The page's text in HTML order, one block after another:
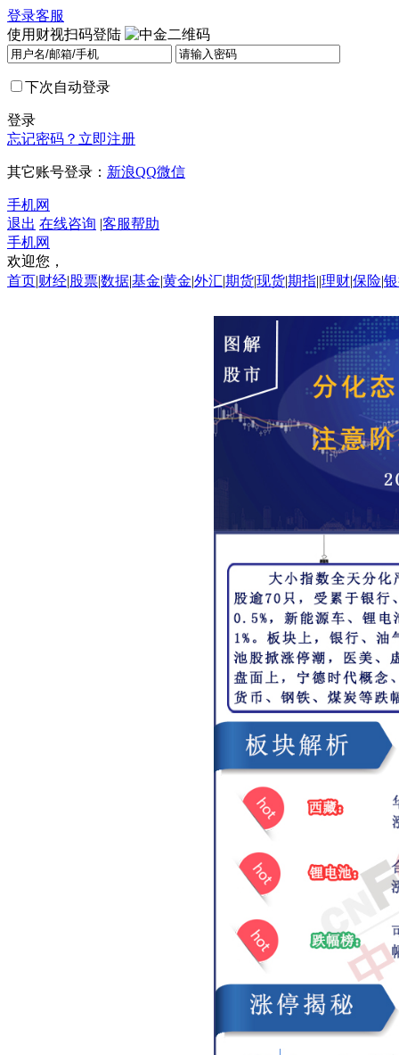
登录客服
使用财视扫码登陆
下次自动登录
登录
忘记密码？ 立即注册
其它账号登录： 新浪QQ微信
手机网
退出 在线咨询 |客服帮助
手机网
欢迎您，
首页|财经|股票|数据|基金|黄金|外汇|期货|现货|期指||理财|保险|